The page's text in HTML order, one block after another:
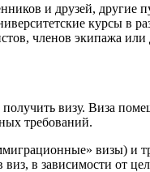
и друзей, другие
курсы
членов экипажа
визу. Виза
требований.
визы) и
в зависимости от